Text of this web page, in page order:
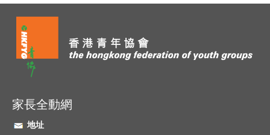
家長全動網
地址